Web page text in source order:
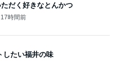
だく好きなとんかつ
17時間前
したい福井の味